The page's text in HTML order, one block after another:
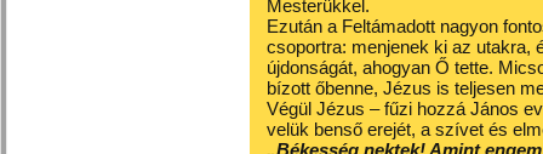
Mesterükkel.
Ezután a Feltámadott nagyon
csoportra: menjenek ki az utakra,
újdonságát, ahogyan Ő tette.
bízott őbenne, Jézus is teljesen
Végül Jézus – fűzi hozzá János
velük benső erejét, a szívet és
„Békesség nektek! Amint